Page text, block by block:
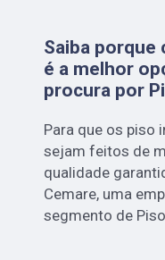
Saiba porque
é a melhor
procura por
Para que os piso
sejam feitos de
qualidade
Cemare, uma
segmento de